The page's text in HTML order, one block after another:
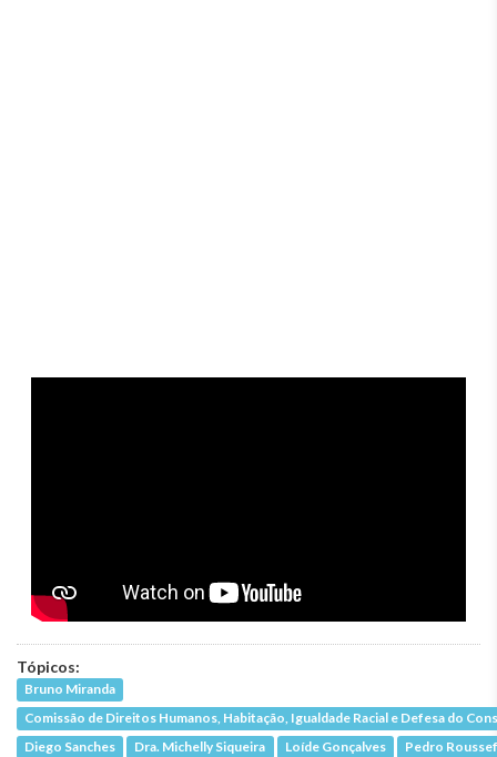
Tópicos:
Bruno Miranda
Comissão de Direitos Humanos, Habitação, Igualdade Racial e Defesa do
Diego Sanches
Dra. Michelly Siqueira Loíde Gonçalves
Pedro